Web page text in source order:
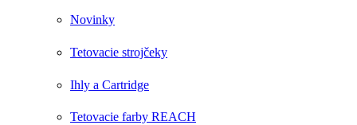
Novinky
Tetovacie strojčeky
Ihly a Cartridge
Tetovacie farby REACH